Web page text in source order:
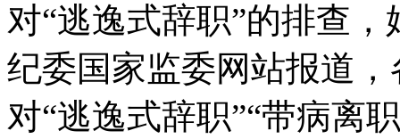
对“逃逸式辞职”的排查
纪委国家监委网站报道
对“逃逸式辞职”“带病离